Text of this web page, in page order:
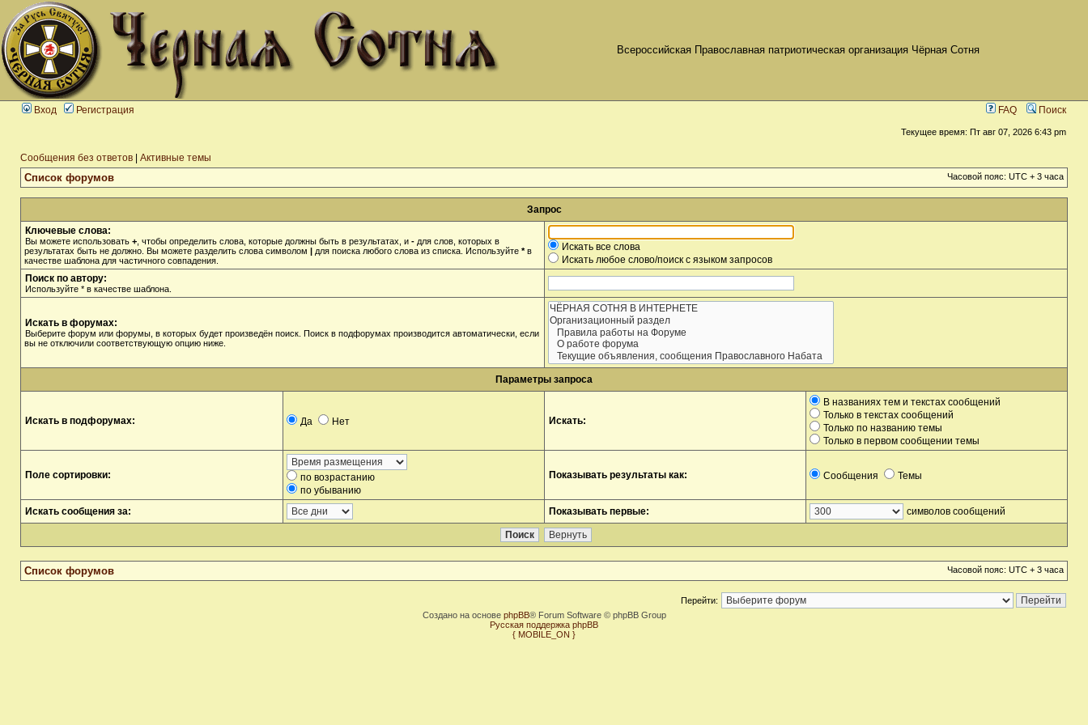
Всероссийская Православная патриотическая организация Чёрная Сотня
Вход Регистрация FAQ Поиск
Текущее время: Пт авг 07, 2026 6:43 pm
Сообщения без ответов Активные темы
Список форумов Часовой пояс: UTC + 3 часа
Запрос
Ключевые слова:
Вы можете использовать + , чтобы определить слова, которые должны быть в результатах, и - для слов, которых в
результатах быть не должно. Вы можете разделить слова символом | для поиска любого слова из списка. Используйте *в
качестве шаблона для частичного совпадения.
Искать все слова
Искать любое слово/поиск с языком запросов
Поиск по автору:
Используйте * в качестве шаблона.
Искать в форумах:
Выберите форум или форумы, в которых будет произведён поиск. Поиск в подфорумах производится автоматически, если
вы не отключили соответствующую опцию ниже.
Параметры запроса
Искать в подфорумах: Да Нет Искать:
В названиях тем и текстах сообщений
Только в текстах сообщений
Только по названию темы
Только в первом сообщении темы
Поле сортировки:
по возрастанию
по убыванию
Показывать результаты как: Сообщения Темы
Искать сообщения за: Показывать первые: символов сообщений
Список форумов Часовой пояс: UTC + 3 часа
Перейти:
Создано на основе phpBB® Forum Software © phpBB Group
Русская поддержка phpBB
{ MOBILE_ON }